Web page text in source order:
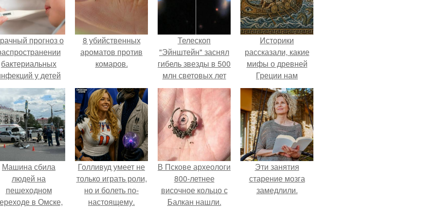
прогноз о
бактериальных
у детей
вышел.
8 убийственных
ароматов против
комаров.
Телескоп
"Эйнштейн" заснял
гибель звезды в 500
млн световых лет
от земли.
Историки
рассказали, какие
мифы о древней
Греции нам
навязало кино.
Машина сбила
людей на
пешеходном
в Омске,
Голливуд умеет не
только играть роли,
но и болеть по-
настоящему.
В Пскове археологи
800-летнее
височное кольцо с
Балкан нашли.
Эти занятия
старение мозга
замедлили.